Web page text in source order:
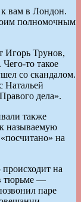
вам в Лондон.
полномочным
Игорь Трунов,
то такое
со скандалом.
Натальей
дела».
также
называемую
на
на
тюрьме —
паре